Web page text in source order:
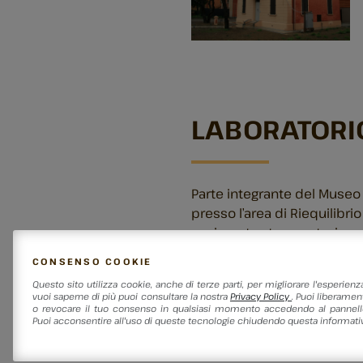
Parte integrante del
presso l’area di
aggiornata
I dati forniti sono
passato e per l’analisi
CONSENSO COOKIE
Questo sito utilizza cookie, anche di terze parti, per migliorare
vuoi saperne di più puoi consultare la nostra Privacy Policy. Puoi
o revocare il tuo consenso in qualsiasi momento accedendo al
Puoi acconsentire all'uso di queste tecnologie chiudendo questa